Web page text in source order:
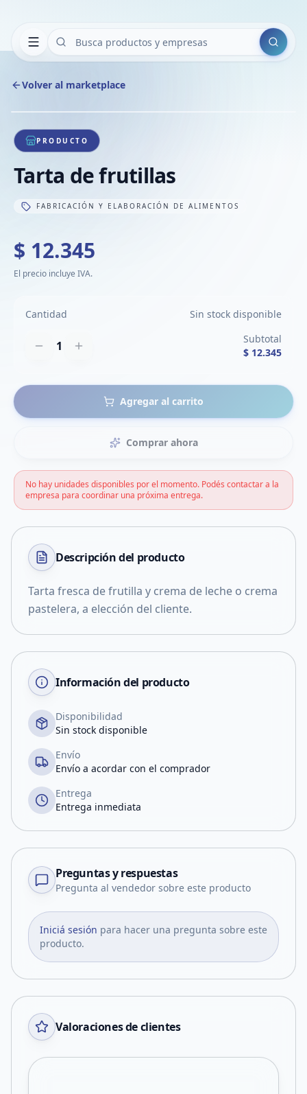
Buscar
Volver al marketplace
1/1
PRODUCTO
Tarta de frutillas
FABRICACIÓN Y ELABORACIÓN DE ALIMENTOS
$ 12.345
El precio incluye IVA.
Cantidad Sin stock disponible
1
Subtotal
$ 12.345
Agregar al carrito
Comprar ahora
No hay unidades disponibles por el momento. Podés contactar a la
empresa para coordinar una próxima entrega.
Descripción del producto
Tarta fresca de frutilla y crema de leche o crema
pastelera, a elección del cliente.
Información del producto
Disponibilidad
Sin stock disponible
Envío
Envío a acordar con el comprador
Entrega
Entrega inmediata
Preguntas y respuestas
Pregunta al vendedor sobre este producto
Iniciá sesión para hacer una pregunta sobre este
producto.
Valoraciones de clientes